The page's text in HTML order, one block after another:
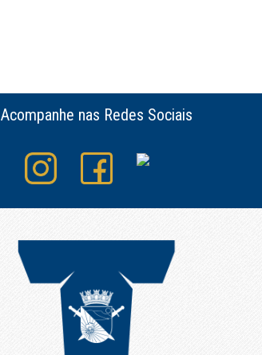
Acompanhe nas Redes Sociais